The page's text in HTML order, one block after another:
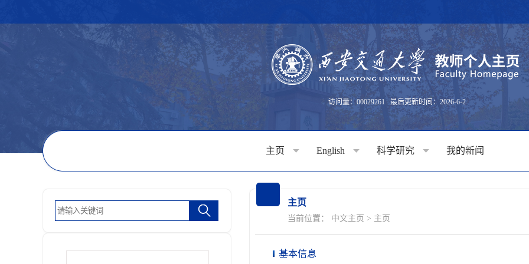
访问量：00029261 最后更新时间： 2026-6-2
主页 English 科学研究 我的新闻
主页
当前位置： 中文主页 > 主页
基本信息